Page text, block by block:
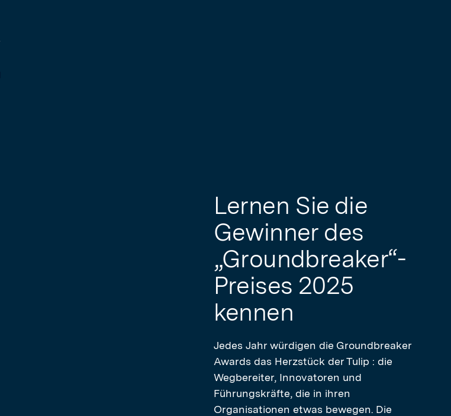
Lernen Sie die
Gewinner des
„Groundbreaker“-
Preises 2025
kennen
Jedes Jahr würdigen die Groundbreaker
Awards das Herzstück der Tulip : die
Wegbereiter, Innovatoren und
Führungskräfte, die in ihren
Organisationen etwas bewegen. Die